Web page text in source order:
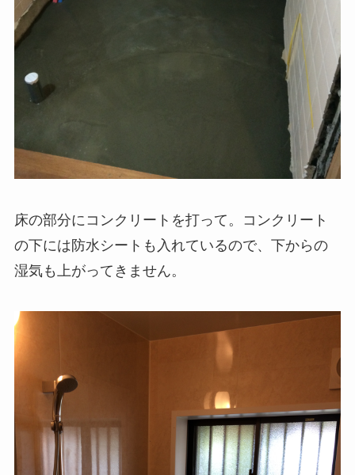
床の部分にコンクリートを打って。コンクリート
の下には防水シートも入れているので、下からの
湿気も上がってきません。